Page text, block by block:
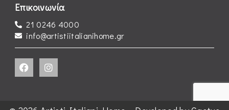
Επικοινωνία
21 0246 4000
info@artistiitalianihome.gr